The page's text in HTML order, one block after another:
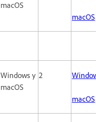
macOS
macOS
Windows y
macOS
2
macOS